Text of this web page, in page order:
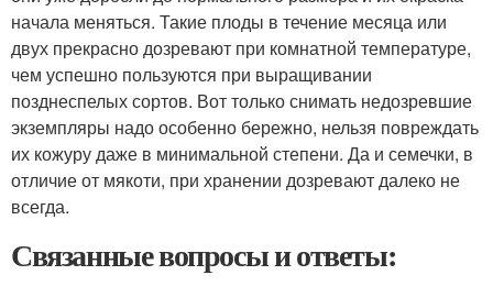
начала меняться. Такие плоды в течение месяца или
двух прекрасно дозревают при комнатной температуре,
чем успешно пользуются при выращивании
позднеспелых сортов. Вот только снимать недозревшие
экземпляры надо особенно бережно, нельзя повреждать
их кожуру даже в минимальной степени. Да и семечки, в
отличие от мякоти, при хранении дозревают далеко не
всегда.
Связанные вопросы и ответы: